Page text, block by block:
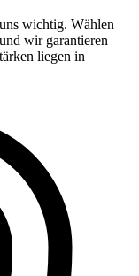
wichtig. Wählen
wir garantieren
liegen in